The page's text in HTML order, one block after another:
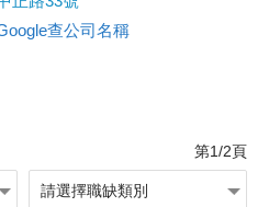
查公司名稱
第1/2頁